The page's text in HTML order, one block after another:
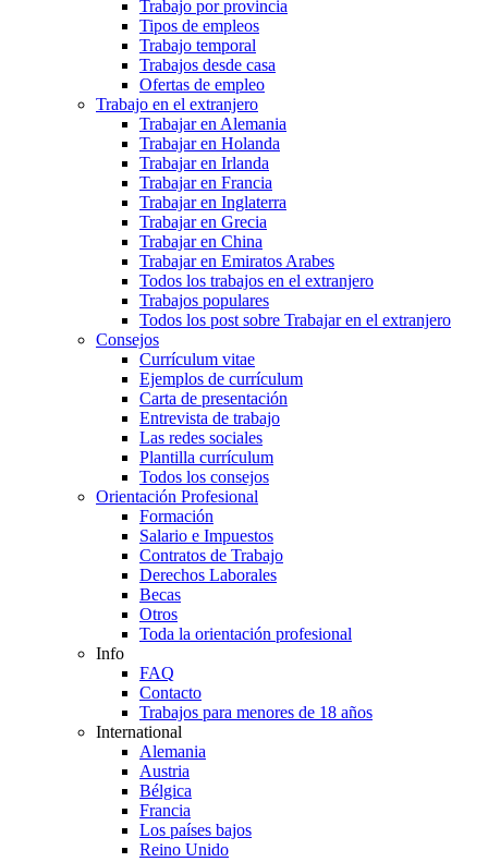
Trabajo por provincia
Tipos de empleos
Trabajo temporal
Trabajos desde casa
Ofertas de empleo
Trabajo en el extranjero
Trabajar en Alemania
Trabajar en Holanda
Trabajar en Irlanda
Trabajar en Francia
Trabajar en Inglaterra
Trabajar en Grecia
Trabajar en China
Trabajar en Emiratos Arabes
Todos los trabajos en el extranjero
Trabajos populares
Todos los post sobre Trabajar en el extranjero
Consejos
Currículum vitae
Ejemplos de currículum
Carta de presentación
Entrevista de trabajo
Las redes sociales
Plantilla currículum
Todos los consejos
Orientación Profesional
Formación
Salario e Impuestos
Contratos de Trabajo
Derechos Laborales
Becas
Otros
Toda la orientación profesional
Info
FAQ
Contacto
Trabajos para menores de 18 años
International
Alemania
Austria
Bélgica
Francia
Los países bajos
Reino Unido